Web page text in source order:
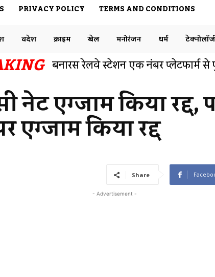
PRIVACY POLICY TERMS AND CONDITIONS
विदेश क्राइम खेल मनोरंजन धर्म
बनारस रेलवे स्टेशन एक नंबर प्लेटफार्म से
समाजसेवी डॉक्टर राजेश ने ट्विटर पर
नेट एग्जाम किया रद्द,
एग्जाम किया रद्द
Share
- Advertisement -